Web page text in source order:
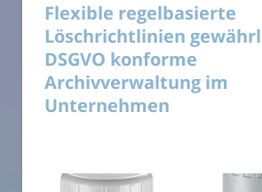
Flexible regelbasierte
Löschrichtlinien
DSGVO konforme
Archivverwaltung im
Unternehmen